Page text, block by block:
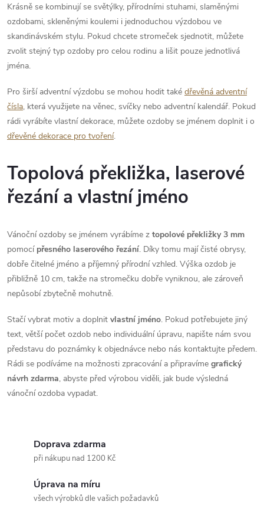
Krásně se kombinují se světýlky, přírodními stuhami, slaměnými
ozdobami, skleněnými koulemi i jednoduchou výzdobou ve
skandinávském stylu. Pokud chcete stromeček sjednotit, můžete
zvolit stejný typ ozdoby pro celou rodinu a lišit pouze jednotlivá
jména.
Pro širší adventní výzdobu se mohou hodit také dřevěná adventní
čísla, která využijete na věnec, svíčky nebo adventní kalendář. Pokud
rádi vyrábíte vlastní dekorace, můžete ozdoby se jménem doplnit i o
dřevěné dekorace pro tvoření.
Topolová překližka, laserové
řezání a vlastní jméno
Vánoční ozdoby se jménem vyrábíme z topolové překližky 3 mm
pomocí přesného laserového řezání. Díky tomu mají čisté obrysy,
dobře čitelné jméno a příjemný přírodní vzhled. Výška ozdob je
přibližně 10 cm, takže na stromečku dobře vyniknou, ale zároveň
nepůsobí zbytečně mohutně.
Stačí vybrat motiv a doplnit vlastní jméno. Pokud potřebujete jiný
text, větší počet ozdob nebo individuální úpravu, napište nám svou
představu do poznámky k objednávce nebo nás kontaktujte předem.
Rádi se podíváme na možnosti zpracování a připravíme grafický
návrh zdarma, abyste před výrobou viděli, jak bude výsledná
vánoční ozdoba vypadat.
Doprava zdarma
při nákupu nad 1200 Kč
Úprava na míru
všech výrobků dle vašich požadavků